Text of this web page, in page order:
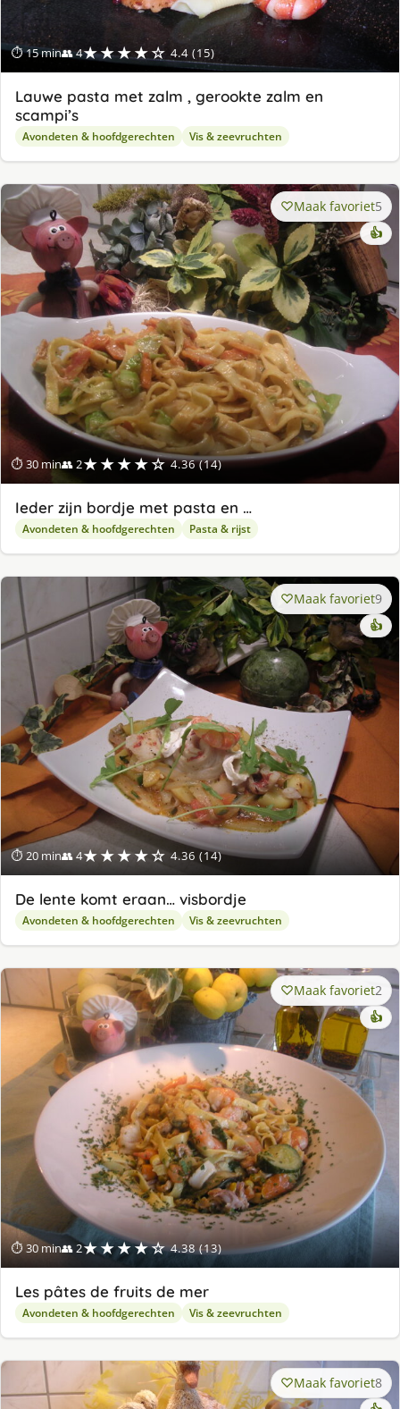
⏱ 15 min👥 4★★★★☆ 4.4 (15)
Lauwe pasta met zalm , gerookte zalm en
scampi’s
Avondeten & hoofdgerechten Vis & zeevruchten
⏱ 30 min👥 2★★★★☆ 4.36 (14)
Maak favoriet5
👍
Ieder zijn bordje met pasta en …
Avondeten & hoofdgerechten Pasta & rijst
⏱ 20 min👥 4★★★★☆ 4.36 (14)
Maak favoriet9
👍
De lente komt eraan… visbordje
Avondeten & hoofdgerechten Vis & zeevruchten
⏱ 30 min👥 2★★★★☆ 4.38 (13)
Maak favoriet2
👍
Les pâtes de fruits de mer
Avondeten & hoofdgerechten Vis & zeevruchten
Maak favoriet8